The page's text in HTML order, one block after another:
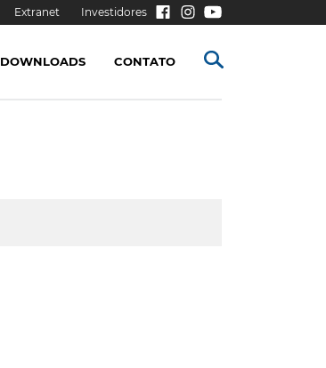
Extranet Investidores
DOWNLOADS CONTATO